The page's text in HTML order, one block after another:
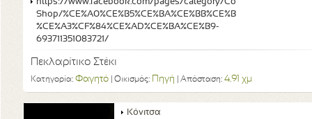
https://www.facebook.com/pages/category/Coffee-
Shop/
%CE%A3%CF%84%CE%AD%CE%BA%CE%B9-
693711351083721/
Πεκλαρίτικο Στέκι
Κατηγορία: Φαγητό | Οικισμός: Πηγή | Απόσταση: 4.91 χμ
Κόνιτσα